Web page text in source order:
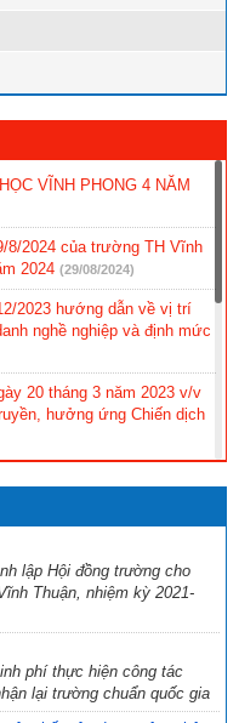
VĨNH PHONG 4 NĂM
8/2024 của trường TH Vĩnh
2024 (29/08/2024)
2023 hướng dẫn về vị trí
nghề nghiệp và định mức
20 tháng 3 năm 2023 v/v
hưởng ứng Chiến dịch
GIANG NGÀY
PHÒNG, CHỐNG TỘI
(29/09/2022)
26/9/2022 của Sở Giáo
ứng phó với bão số 4
9 năm 2022 của phòng
lập Hội đồng trường cho
Thuận, nhiệm kỳ 2021-
phí thực hiện công tác
lại trường chuẩn quốc gia